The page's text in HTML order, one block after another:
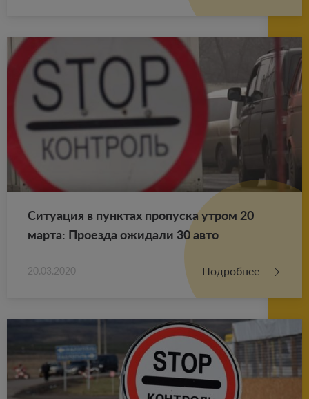
Си­ту­а­ция в пунк­тах про­пус­ка утром 20
марта: Про­ез­да ожи­да­ли 30 авто
20.03.2020 Подробнее